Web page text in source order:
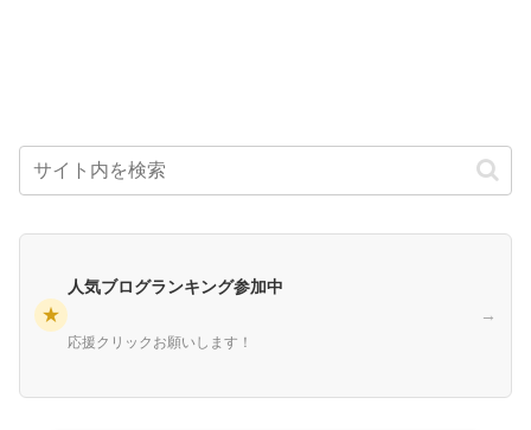
★
人気ブログランキング参加中
応援クリックお願いします！
→